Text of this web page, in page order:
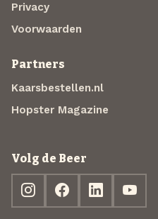
Privacy
Voorwaarden
Partners
Kaarsbestellen.nl
Hopster Magazine
Volg de Beer